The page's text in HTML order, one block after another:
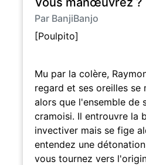
Par BanjiBanjo
[Poulpito]
Mu par la colère,
regard et ses oreilles se
alors que l'ensemble de
cramoisi. Il entrouvre la
invectiver mais se fige
entendez une
vous tournez vers